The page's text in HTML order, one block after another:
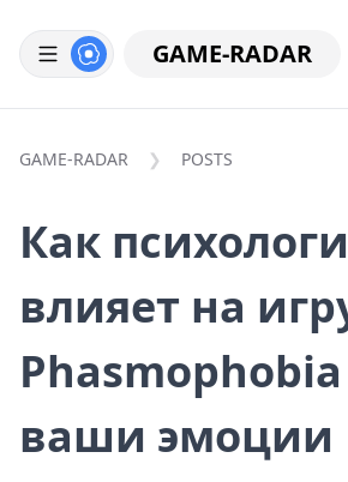
GAME-RADAR
GAME-RADAR POSTS
Как
влияет на
ваши эмоции